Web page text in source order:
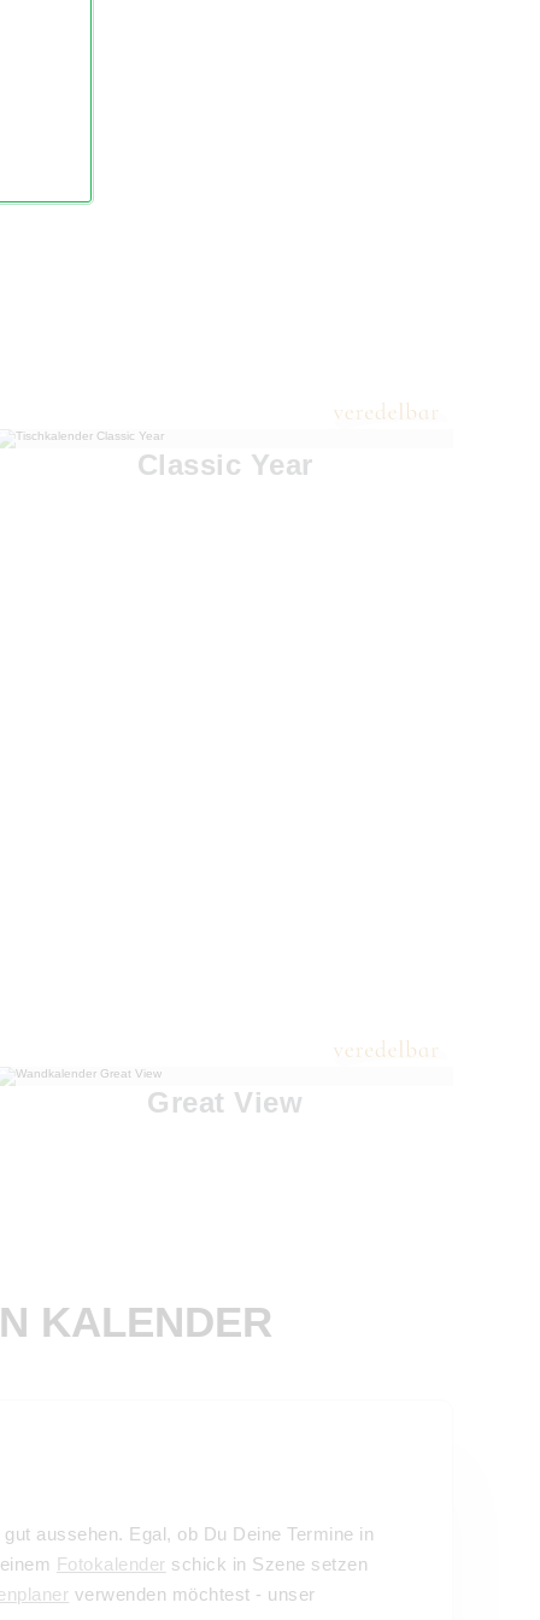
Classic Year
Great View
KALENDER
aussehen. Egal, ob Du Deine Termine in
Fotokalender schick in Szene setzen
verwenden möchtest - unser